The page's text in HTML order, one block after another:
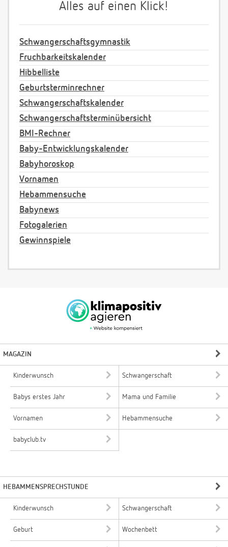
Alles auf einen Klick!
Schwangerschaftsgymnastik
Fruchbarkeitskalender
Hibbelliste
Geburtsterminrechner
Schwangerschaftskalender
Schwangerschaftsterminübersicht
BMI-Rechner
Baby-Entwicklungskalender
Babyhoroskop
Vornamen
Hebammensuche
Babynews
Fotogalerien
Gewinnspiele
MAGAZIN
Kinderwunsch Schwangerschaft
Babys erstes Jahr Mama und Familie
Vornamen Hebammensuche
babyclub.tv
HEBAMMENSPRECHSTUNDE
Kinderwunsch Schwangerschaft
Geburt Wochenbett